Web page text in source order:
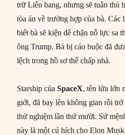
trữ Liên bang, nhưng sẽ tuân thủ
tòa án về trường hợp của bà. Các
biết bà sẽ kiện để chặn nỗ lực sa
ông Trump. Bà bị cáo buộc đã
lệch trong hồ sơ thế chấp nhà.
Starship củaSpaceX, tên lửa lớn
giới, đã bay lên không gian rồi
thử nghiệm lần thứ mười. Sứ
này là một cú hích cho Elon